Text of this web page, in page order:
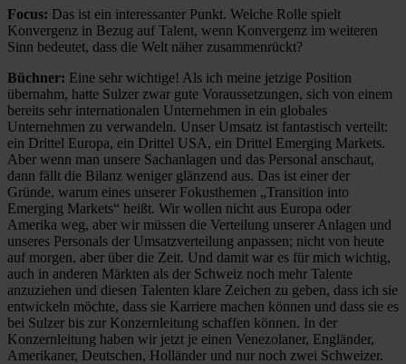
Focus: Das ist ein interessanter Punkt. Welche Rolle spielt
Konvergenz in Bezug auf Talent, wenn Konvergenz im weiteren
Sinn bedeutet, dass die Welt näher zusammenrückt?
Büchner: Eine sehr wichtige! Als ich meine jetzige Position
übernahm, hatte Sulzer zwar gute Voraussetzungen, sich von einem
bereits sehr internationalen Unternehmen in ein globales
Unternehmen zu verwandeln. Unser Umsatz ist fantastisch verteilt:
ein Drittel Europa, ein Drittel USA, ein Drittel Emerging Markets.
Aber wenn man unsere Sachanlagen und das Personal anschaut,
dann fällt die Bilanz weniger glänzend aus. Das ist einer der
Gründe, warum eines unserer Fokusthemen „Transition into
Emerging Markets“ heißt. Wir wollen nicht aus Europa oder
Amerika weg, aber wir müssen die Verteilung unserer Anlagen und
unseres Personals der Umsatzverteilung anpassen; nicht von heute
auf morgen, aber über die Zeit. Und damit war es für mich wichtig,
auch in anderen Märkten als der Schweiz noch mehr Talente
anzuziehen und diesen Talenten klare Zeichen zu geben, dass ich sie
entwickeln möchte, dass sie Karriere machen können und dass sie es
bei Sulzer bis zur Konzernleitung schaffen können. In der
Konzernleitung haben wir jetzt je einen Venezolaner, Engländer,
Amerikaner, Deutschen, Holländer und nur noch zwei Schweizer.